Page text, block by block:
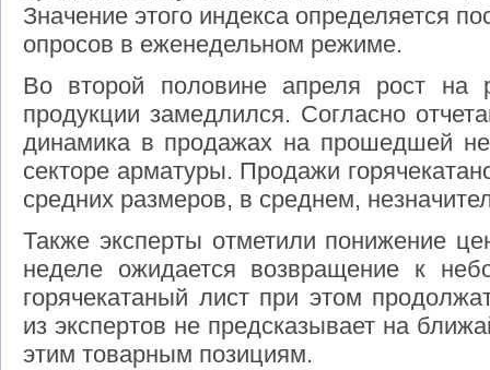
Значение этого индекса определяется
опросов в еженедельном режиме.
Во второй половине апреля рост на
продукции замедлился. Согласно
динамика в продажах на прошедшей
секторе арматуры. Продажи
средних размеров, в среднем,
Также эксперты отметили понижение
неделе ожидается возвращение к
горячекатаный лист при этом
из экспертов не предсказывает на
этим товарным позициям.